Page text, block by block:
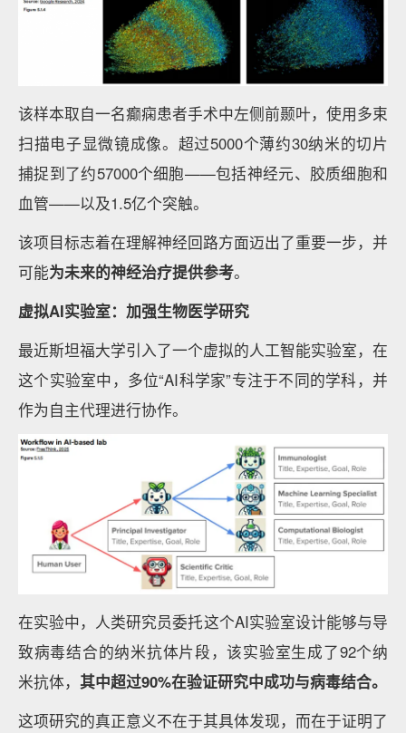
该样本取自一名癫痫患者手术中左侧前颞叶，使用多束
扫描电子显微镜成像。超过5000个薄约30纳米的切片
捕捉到了约57000个细胞——包括神经元、胶质细胞和
血管——以及1.5亿个突触。
该项目标志着在理解神经回路方面迈出了重要一步，并
可能为未来的神经治疗提供参考。
虚拟AI实验室：加强生物医学研究
最近斯坦福大学引入了一个虚拟的人工智能实验室，在
这个实验室中，多位“AI科学家”专注于不同的学科，并
作为自主代理进行协作。
在实验中，人类研究员委托这个AI实验室设计能够与导
致病毒结合的纳米抗体片段，该实验室生成了92个纳
米抗体， 其中超过90%在验证研究中成功与病毒结合。
这项研究的真正意义不在于其具体发现，而在于证明了